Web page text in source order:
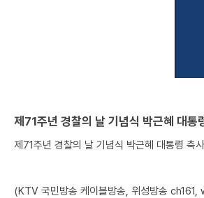
제71주년 경찰의 날 기념식 박근혜 대통
제71주년 경찰의 날 기념식 박근혜 대통령 축사
(KTV 국민방송 케이블방송, 위성방송